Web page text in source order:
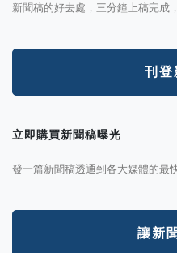
新聞稿的好去處，三分鐘上稿完成
刊登
立即購買新聞稿曝光
發一篇新聞稿透通到各大媒體的最
讓新